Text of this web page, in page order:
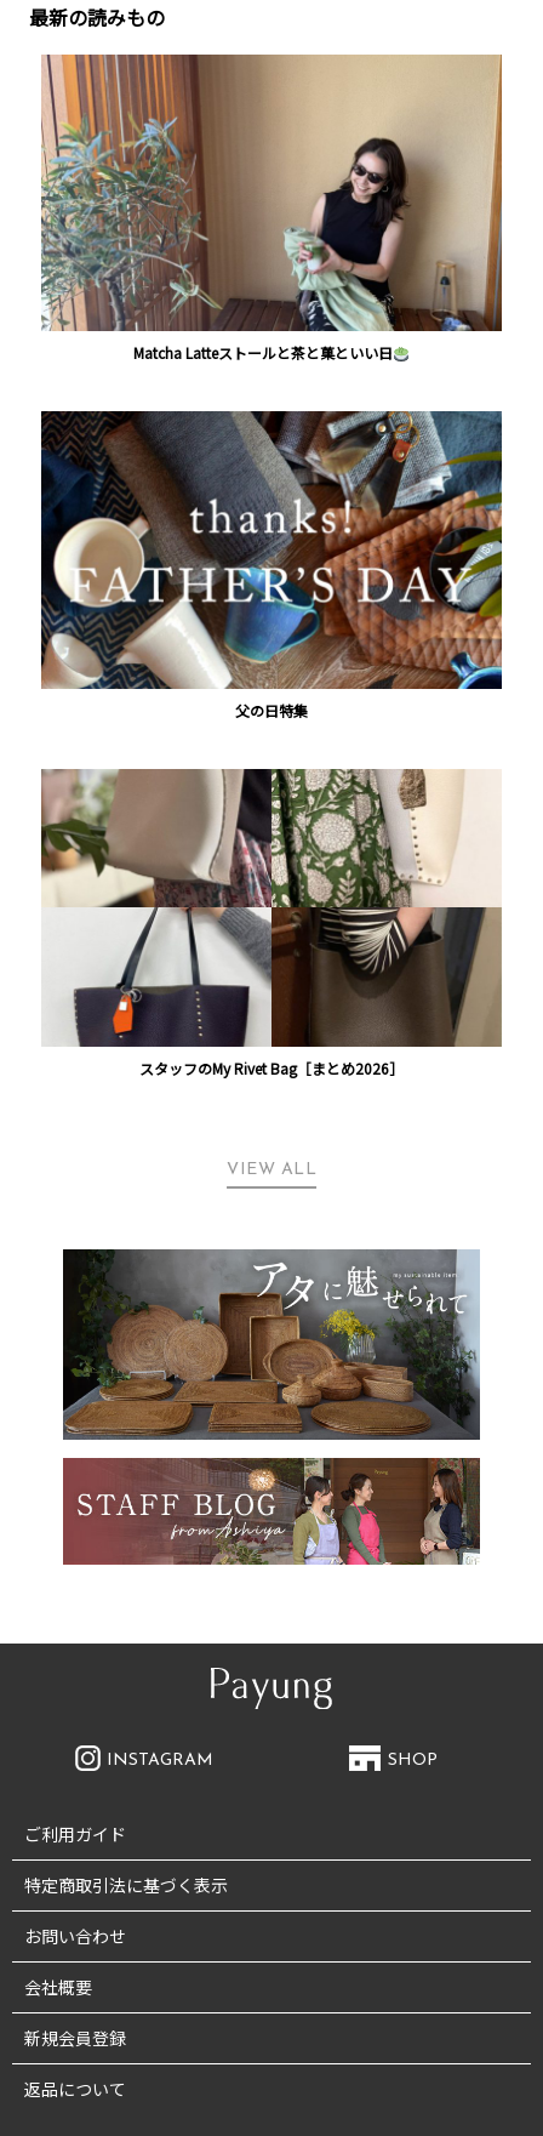
最新の読みもの
Matcha Latteストールと茶と菓といい日
父の日特集
スタッフのMy Rivet Bag［まとめ2026］
VIEW ALL
INSTAGRAM SHOP
ご利用ガイド
特定商取引法に基づく表示
お問い合わせ
会社概要
新規会員登録
返品について